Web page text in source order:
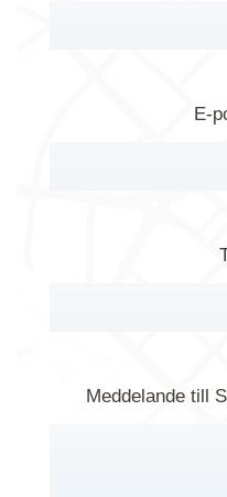
E-
Meddelande till